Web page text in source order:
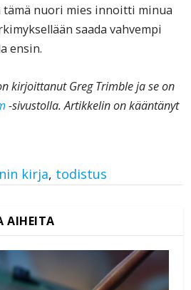
tämä nuori mies innoitti minua
saada vahvempi
ensin.
kirjoittanut Greg Trimble ja se on
-sivustolla. Artikkelin on kääntänyt
kirja, todistus